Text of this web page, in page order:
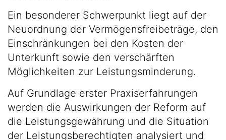
Ein besonderer Schwerpunkt liegt auf der
Neuordnung der Vermögensfreibeträge, den
Einschränkungen bei den Kosten der
Unterkunft sowie den verschärften
Möglichkeiten zur Leistungsminderung.
Auf Grundlage erster Praxiserfahrungen
werden die Auswirkungen der Reform auf
die Leistungsgewährung und die Situation
der Leistungsberechtigten analysiert und